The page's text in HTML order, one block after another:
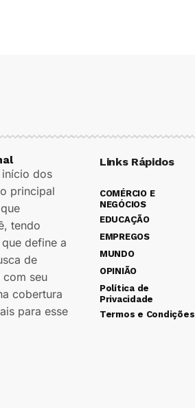
início dos
principal
tendo
define a
de
seu
cobertura
para esse
Links Rápidos
COMÉRCIO E
NEGÓCIOS
EDUCAÇÃO
EMPREGOS
MUNDO
OPINIÃO
Política de
Privacidade
Termos e Condições